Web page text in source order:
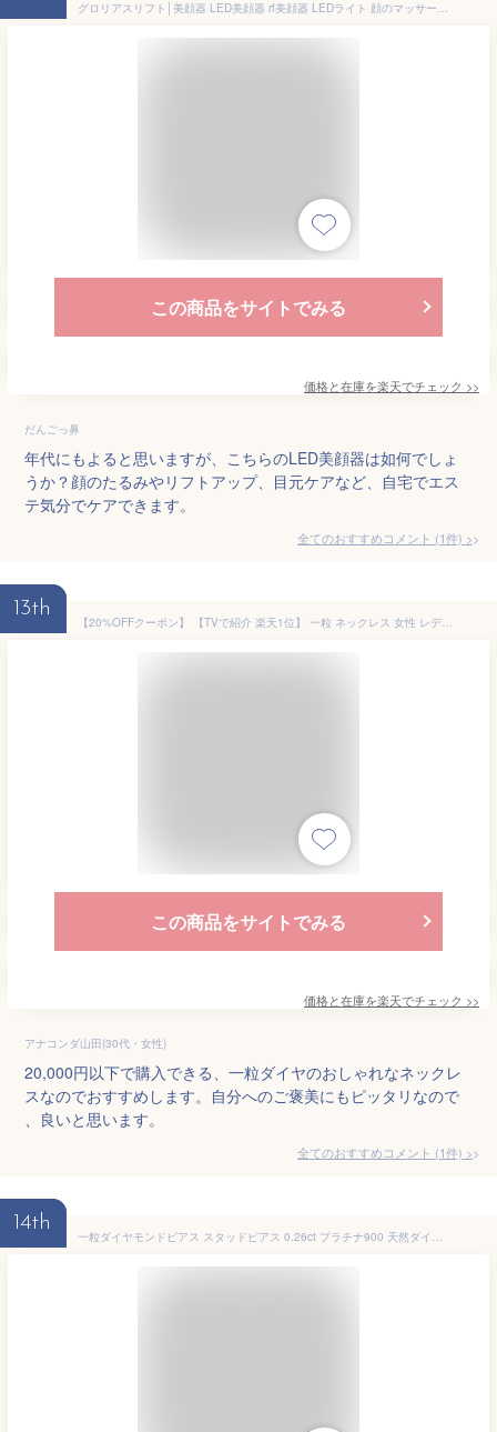
グロリアスリフト│美顔器 LED美顔器 rf美顔器 LEDライト 顔のマッサージ機 顔のたるみ美顔器 リフトアップ 肌 表情筋 ems機器 ems美顔器 フェイスライン たるみ フェイシャル しわ 目元ケア フェイスケア 肌ケア 美容家電 30代 40代
この商品をサイトでみる
価格と在庫を楽天でチェック >>
だんごっ鼻
年代にもよると思いますが、こちらのLED美顔器は如何でしょ
うか？顔のたるみやリフトアップ、目元ケアなど、自宅でエス
テ気分でケアできます。
全てのおすすめコメント (1件) >
13th
【20%OFFクーポン】 【TVで紹介 楽天1位】 一粒 ネックレス 女性 レディース 母の日 結婚 記念日 プレゼント 妻 女性 誕生日プレゼント 女友達 ギフト 金属アレルギー 対応 ブランド 普段使い 20 30 40 50代 エマ 1ct 0.5ct 0.3ct 0.1ct 【優】【P】
この商品をサイトでみる
価格と在庫を楽天でチェック >>
アナコンダ山田(30代・女性)
20,000円以下で購入できる、一粒ダイヤのおしゃれなネックレ
スなのでおすすめします。自分へのご褒美にもピッタリなので
、良いと思います。
全てのおすすめコメント (1件) >
14th
一粒ダイヤモンドピアス スタッドピアス 0.26ct プラチナ900 天然ダイヤ 品質保証書 日本製 金属アレルギー おしゃれ ジュエリー プレゼント ギフト クリスマス 卒業式 入学式 卒園式 入園式 お祝い